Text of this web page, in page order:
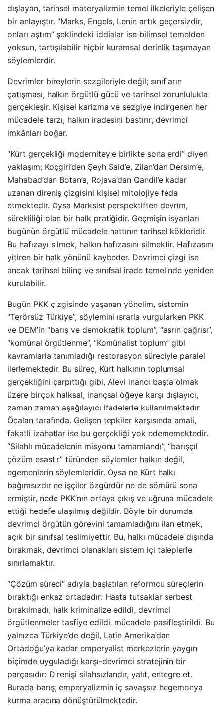
dışlayan, tarihsel materyalizmin temel ilkeleriyle çelişen
bir anlayıştır. “Marks, Engels, Lenin artık geçersizdir,
onları aştım” şeklindeki iddialar ise bilimsel temelden
yoksun, tartışılabilir hiçbir kuramsal derinlik taşımayan
söylemlerdir.
Devrimler bireylerin sezgileriyle değil; sınıfların
çatışması, halkın örgütlü gücü ve tarihsel zorunlulukla
gerçekleşir. Kişisel karizma ve sezgiye indirgenen her
mücadele tarzı, halkın iradesini bastırır, devrimci
imkânları boğar.
“Kürt gerçekliği moderniteyle birlikte sona erdi” diyen
yaklaşım; Koçgiri’den Şeyh Said’e, Zilan’dan Dersim’e,
Mahabad’dan Botan’a, Rojava’dan Qandil’e kadar
uzanan direniş çizgisini kişisel mitolojiye feda
etmektedir. Oysa Marksist perspektiften devrim,
sürekliliği olan bir halk pratiğidir. Geçmişin isyanları
bugünün örgütlü mücadele hattının tarihsel kökleridir.
Bu hafızayı silmek, halkın hafızasını silmektir. Hafızasını
yitiren bir halk yönünü kaybeder. Devrimci çizgi ise
ancak tarihsel bilinç ve sınıfsal irade temelinde yeniden
kurulabilir.
Bugün PKK çizgisinde yaşanan yönelim, sistemin
“Terörsüz Türkiye”, söylemini ısrarla vurgularken PKK
ve DEM’in “barış ve demokratik toplum”, “asrın çağrısı”,
“komünal örgütlenme”, “Komünalist toplum” gibi
kavramlarla tanımladığı restorasyon süreciyle paralel
ilerlemektedir. Bu süreç, Kürt halkının toplumsal
gerçekliğini çarpıttığı gibi, Alevi inancı başta olmak
üzere birçok halksal, inançsal öğeye karşı dışlayıcı,
zaman zaman aşağılayıcı ifadelerle kullanılmaktadır
Öcalan tarafında. Gelişen tepkiler karşısında amali,
fakatli izahatlar ise bu gerçekliği yok edememektedir.
“Silahlı mücadelenin misyonu tamamlandı”, “barışçıl
çözüm esastır” türünden söylemler halkın değil,
egemenlerin söylemleridir. Oysa ne Kürt halkı
bağımsızdır ne işçiler özgürdür ne de sömürü sona
ermiştir, nede PKK’nın ortaya çıkış ve uğruna mücadele
ettiği hedefe ulaşılmış değildir. Böyle bir durumda
devrimci örgütün görevini tamamladığını ilan etmek,
açık bir sınıfsal teslimiyettir. Bu, halkı mücadele dışında
bırakmak, devrimci olanakları sistem içi taleplerle
sınırlamaktır.
“Çözüm süreci” adıyla başlatılan reformcu süreçlerin
bıraktığı enkaz ortadadır: Hasta tutsaklar serbest
bırakılmadı, halk kriminalize edildi, devrimci
örgütlenmeler tasfiye edildi, mücadele pasifleştirildi. Bu
yalnızca Türkiye’de değil, Latin Amerika’dan
Ortadoğu’ya kadar emperyalist merkezlerin yaygın
biçimde uyguladığı karşı-devrimci stratejinin bir
parçasıdır: Direnişi silahsızlandır, yalıt, entegre et.
Burada barış; emperyalizmin iç savaşsız hegemonya
kurma aracına dönüştürülmektedir.